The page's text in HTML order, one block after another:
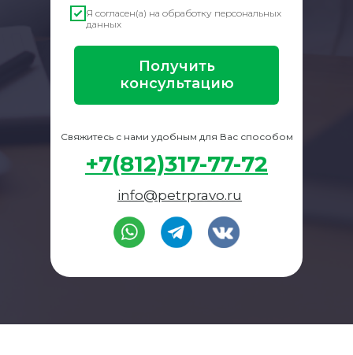
Свяжитесь с нами удобным для Вас способом
+7(812)317-77-72
info@petrpravo.ru
Я согласен(а) на обработку персональных
данных
Получить
консультацию